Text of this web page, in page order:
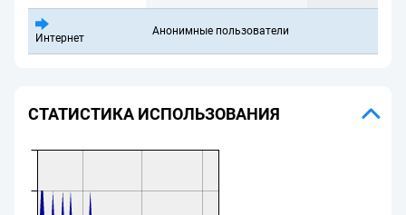
Интернет
Анонимные пользователи
СТАТИСТИКА ИСПОЛЬЗОВАНИЯ